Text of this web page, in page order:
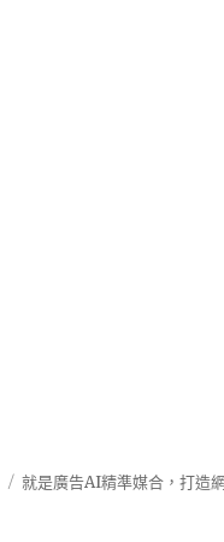
就是廣告AI精準媒合，打造